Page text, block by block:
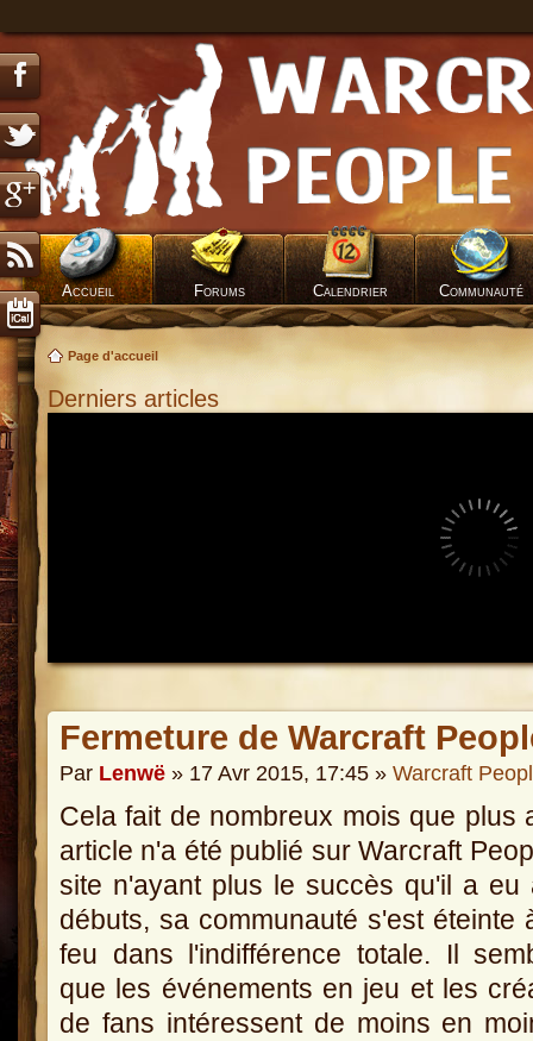
Accueil Forums Calendrier Communauté
Page d'accueil
Derniers articles
Fermeture de Warcraft
Par Lenwë » 17 Avr 2015, 17:45 » Warcraft
Cela fait de nombreux mois que plus
article n'a été publié sur Warcraft
site n'ayant plus le succès qu'il a eu
débuts, sa communauté s'est éteinte
feu dans l'indifférence totale. Il
que les événements en jeu et les
de fans intéressent de moins en